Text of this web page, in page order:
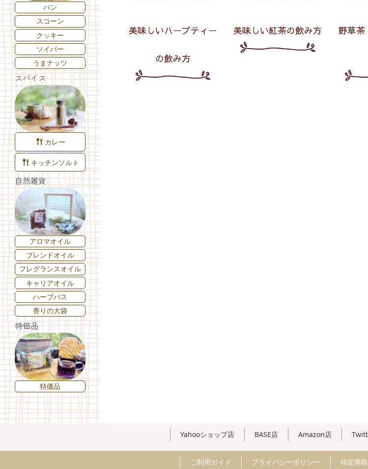
パン
スコーン
クッキー
ソイバー
うまナッツ
スパイス
カレー
キッチンソルト
自然雑貨
アロマオイル
ブレンドオイル
フレグランスオイル
キャリアオイル
ハーブバス
香りの大袋
特価品
特価品
美味しいハーブティー
の飲み方
美味しい紅茶の飲み方 野草茶
Yahooショップ店 BASE店 Amazon店
ご利用ガイド プライバシーポリシー 特定商